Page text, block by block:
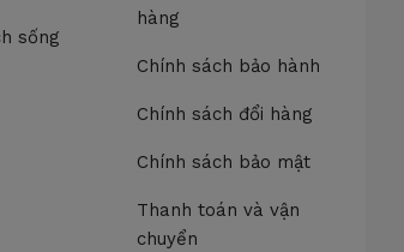
sống
hàng
Chính sách bảo hành
Chính sách đổi hàng
Chính sách bảo mật
Thanh toán và vận
chuyển